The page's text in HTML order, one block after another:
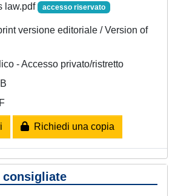
law.pdf accesso riservato
versione editoriale / Version of
- Accesso privato/ristretto
Richiedi una copia
consigliate